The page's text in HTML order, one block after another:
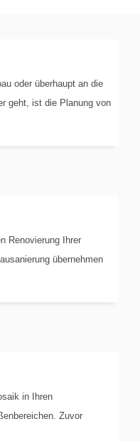
oder überhaupt an die
geht, ist die Planung von
GEWERKE
Renovierung Ihrer
übernehmen
in Ihren
Zuvor